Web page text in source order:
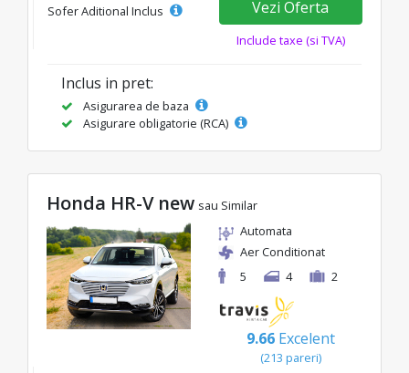
Sofer Aditional Inclus Vezi Oferta
Include taxe (si TVA)
Inclus in pret:
Asigurarea de baza
Asigurare obligatorie (RCA)
Honda HR-V new sau Similar
Automata
Aer Conditionat
5
4 2
9.66 Excelent
(213 pareri)